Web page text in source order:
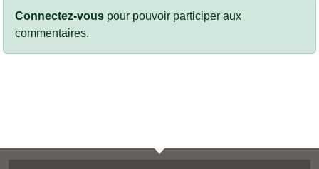
Connectez-vous pour pouvoir participer aux
commentaires.